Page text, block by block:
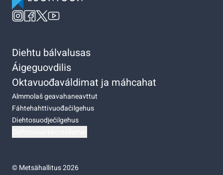
Diehtu bálvalusas
Áigeguovdilis
Oktavuođaváldimat ja máhcahat
Almmolaš geavahaneavttut
Fáhtehahttivuođačilgehus
Diehtosuodječilgehus
©Metsähallitus 2026